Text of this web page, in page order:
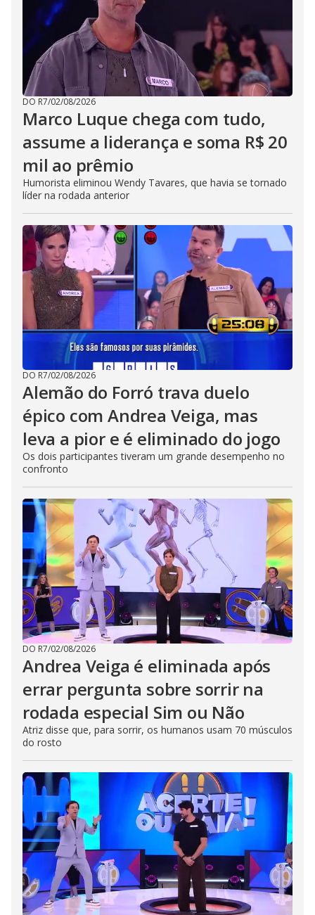
DO R7/02/08/2026
Marco Luque chega com tudo,
assume a liderança e soma R$ 20
mil ao prêmio
Humorista eliminou Wendy Tavares, que havia se tornado
líder na rodada anterior
DO R7/02/08/2026
Alemão do Forró trava duelo
épico com Andrea Veiga, mas
leva a pior e é eliminado do jogo
Os dois participantes tiveram um grande desempenho no
confronto
DO R7/02/08/2026
Andrea Veiga é eliminada após
errar pergunta sobre sorrir na
rodada especial Sim ou Não
Atriz disse que, para sorrir, os humanos usam 70 músculos
do rosto